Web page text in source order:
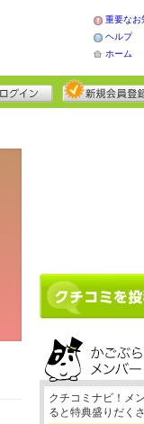
重要なお
ヘルプ
ホーム
クチコミナビ！メ
ると特典盛りだく